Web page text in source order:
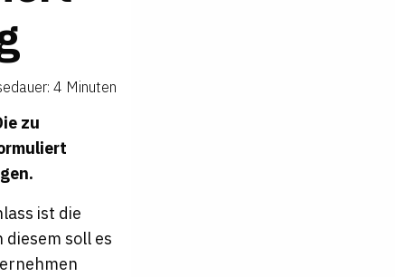
4 Minuten
zu
ist die
soll es